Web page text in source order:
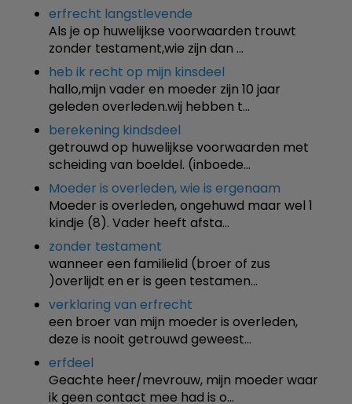
erfrecht langstlevende
Als je op huwelijkse voorwaarden trouwt
zonder testament,wie zijn dan …
heb ik recht op mijn kinsdeel
hallo,mijn vader en moeder zijn 10 jaar
geleden overleden.wij hebben t…
berekening kindsdeel
getrouwd op huwelijkse voorwaarden met
scheiding van boeldel. (inboede…
Moeder is overleden, wie is ergenaam
Moeder is overleden, ongehuwd maar wel 1
kindje (8). Vader heeft afsta…
zonder testament
wanneer een familielid (broer of zus
)overlijdt en er is geen testamen…
verklaring van erfrecht
een broer van mijn moeder is overleden,
deze is nooit getrouwd geweest…
erfdeel
Geachte heer/mevrouw, mijn moeder waar
ik geen contact mee had is o…